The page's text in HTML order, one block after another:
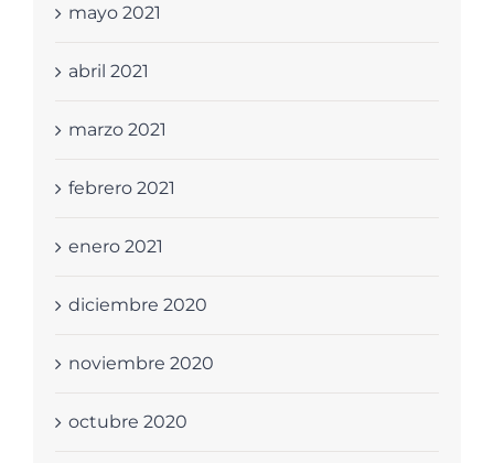
mayo 2021
abril 2021
marzo 2021
febrero 2021
enero 2021
diciembre 2020
noviembre 2020
octubre 2020